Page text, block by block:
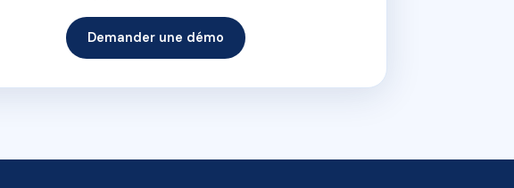
Demander une démo